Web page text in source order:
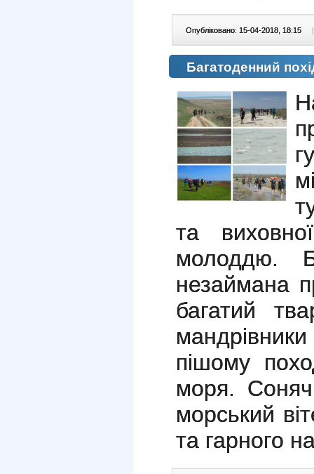
Опубліковано: 15-04-2018, 18:15 |
Багатоденний
та
молоддю.
незаймана
багатий
пішому
моря.
морський
та гарного